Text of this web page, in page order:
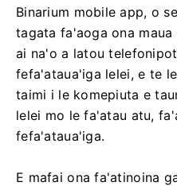
Binarium mobile app, o
tagata fa'aoga ona maua
ai na'o a latou
fefa'ataua'iga lelei, e te
taimi i le komepiuta e
lelei mo le fa'atau atu,
fefa'ataua'iga.
E mafai ona fa'atinoina